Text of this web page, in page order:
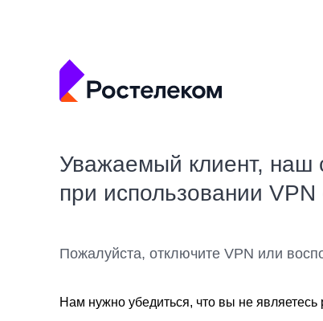
Уважаемый клиент, наш
при использовании VPN
Пожалуйста, отключите VPN или
Нам нужно убедиться, что вы не являетесь